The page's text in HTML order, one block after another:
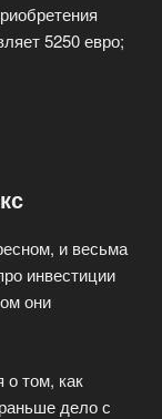
5250 евро;
и весьма
инвестиции
они
о том, как
дело с